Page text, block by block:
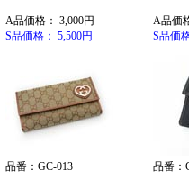
A品価格： 3,000円
S品価格： 5,500円
A品価
S品価
品番：GC-013 品番：